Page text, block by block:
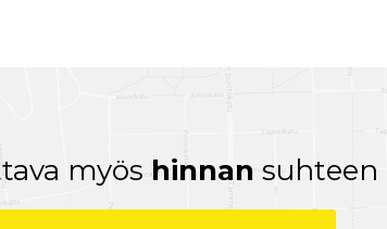
myöshinnansuhteen